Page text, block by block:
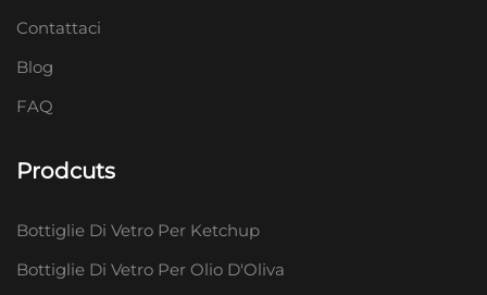
Contattaci
Blog
FAQ
Prodcuts
Bottiglie Di Vetro Per Ketchup
Bottiglie Di Vetro Per Olio D'Oliva